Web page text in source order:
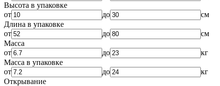
Высота в упаковке
от
до
см
Длина в упаковке
от
до
см
Масса
от
до
кг
Масса в упаковке
от
до
кг
Открывание